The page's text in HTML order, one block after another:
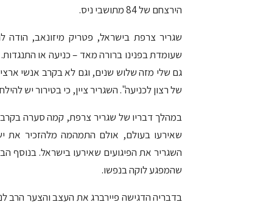
הירצחם של 84 מתושבי ניס.
שגריר צרפת בישראל, פטריק מיזונאב, הודה
שעומדת בפנינו ברורה מאד – כניעה או
גם שלי מזה שלוש שנים, וגם לא בקרב אנשי
של רצון לכניעה". השגריר ציין, כי בטירור יש
במהלך דבריו של שגריר צרפת, קמה סערה
שאירעו בעולם, אולם התמהמה מלהזכיר את
השגריר את הפיגועים שאירעו בישראל. בנוסף
שהמפגע לוקה בנפשו.
בדבריה הדגישה פיירברג את העצב והצער הרב